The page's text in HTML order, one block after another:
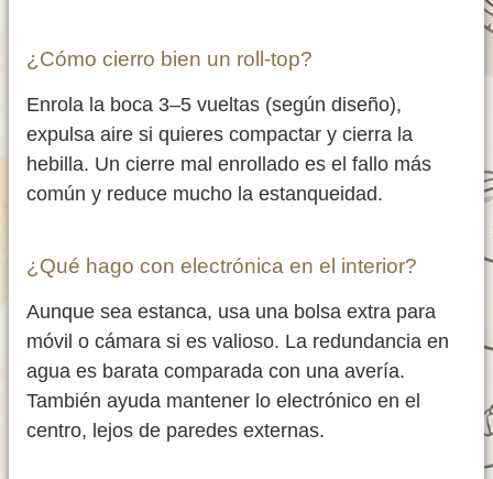
¿Cómo cierro bien un roll-top?
Enrola la boca 3–5 vueltas (según diseño),
expulsa aire si quieres compactar y cierra la
hebilla. Un cierre mal enrollado es el fallo más
común y reduce mucho la estanqueidad.
¿Qué hago con electrónica en el interior?
Aunque sea estanca, usa una bolsa extra para
móvil o cámara si es valioso. La redundancia en
agua es barata comparada con una avería.
También ayuda mantener lo electrónico en el
centro, lejos de paredes externas.